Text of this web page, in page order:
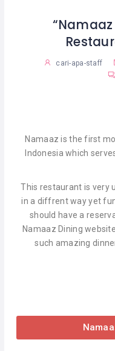
cari-apa-staff
Namaaz is the first
Indonesia which
This restaurant is very
in a diffrent way yet
should have a
Namaaz Dining
such amazing